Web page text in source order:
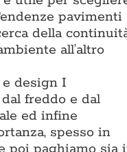
pavimenti
della
all’altro
design I
freddo e dal
ed infine
spesso in